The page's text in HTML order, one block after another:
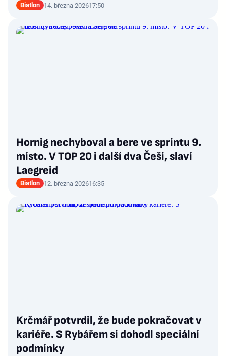
Biatlon 14. března 202617:50
Hornig nechyboval a bere ve sprintu 9.
místo. V TOP 20 i další dva Češi, slaví
Laegreid
Biatlon 12. března 202616:35
Krčmář potvrdil, že bude pokračovat v
kariéře. S Rybářem si dohodl speciální
podmínky